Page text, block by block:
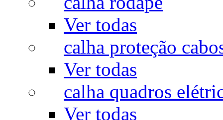
Ver todas
calha proteção
Ver todas
calha quadros
Ver todas